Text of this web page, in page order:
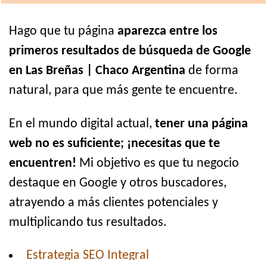
Hago que tu página aparezca entre los
primeros resultados de búsqueda de Google
en Las Breñas | Chaco Argentina de forma
natural, para que más gente te encuentre.
En el mundo digital actual, tener una página
web no es suficiente; ¡necesitas que te
encuentren! Mi objetivo es que tu negocio
destaque en Google y otros buscadores,
atrayendo a más clientes potenciales y
multiplicando tus resultados.
Estrategia SEO Integral